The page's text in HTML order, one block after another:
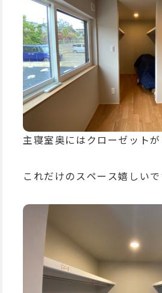
主寝室奥にはクローゼットが
これだけのスペース嬉しいで